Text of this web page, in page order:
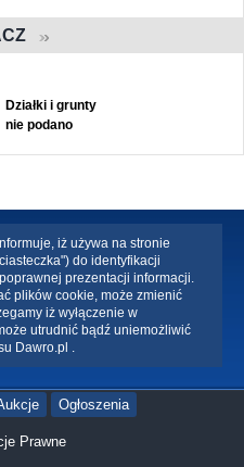
Działki i grunty
nie podano
iż używa na stronie
do identyfikacji
prezentacji informacji.
plików cookie, może zmienić
iż wyłączenie w
utrudnić bądź uniemożliwić
Dawro.pl .
Ogłoszenia
Prawne